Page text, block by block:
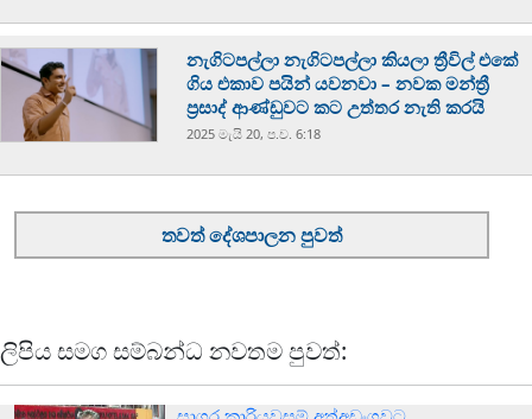
නැගිටපල්ලා නැගිටපල්ලා කියලා ත්‍රීවිල් එකේ
ගිය එකාව පයින් යවනවා – නවක මන්ත්‍රී
ප්‍රසාද් ආණ්ඩුවට කට උත්තර නැති කරයි
2025 මැයි 20, ප.ව. 6:18
තවත් දේශපාලන පුවත්
ලිපිය සමග සම්බන්ධ නවතම පුවත්: